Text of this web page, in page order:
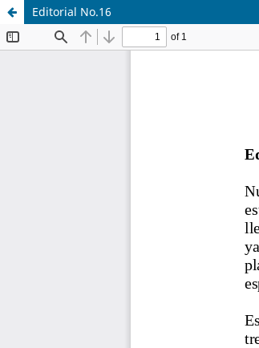
Editorial No.16